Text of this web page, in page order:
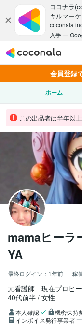
会員登録
ホーム
この出品者は半年以
mamaヒーラ
YA
最終ログイン： 1年前 稼
元看護師　現在プロヒ
40代前半 女性
本人確認 機密保持
インボイス発行事業者